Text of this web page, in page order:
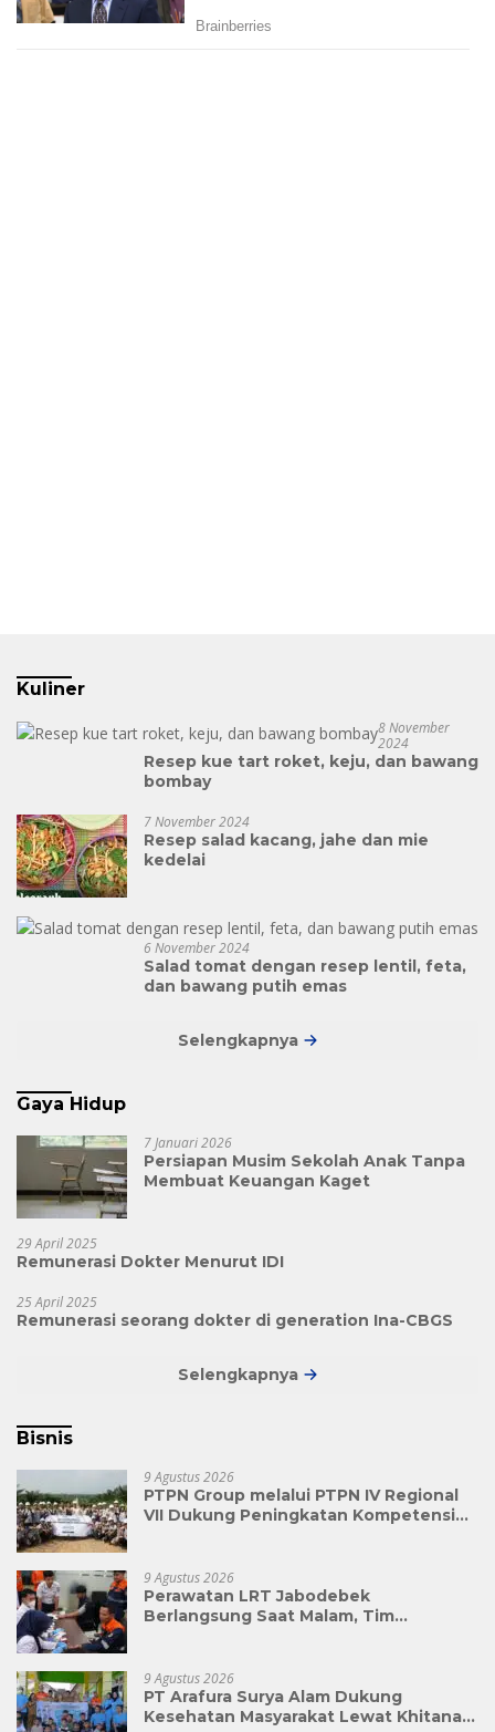
Kuliner
8 November
2024
Resep kue tart roket, keju, dan bawang
bombay
7 November 2024
Resep salad kacang, jahe dan mie
kedelai
6 November 2024
Salad tomat dengan resep lentil, feta,
dan bawang putih emas
Selengkapnya
Gaya Hidup
7 Januari 2026
Persiapan Musim Sekolah Anak Tanpa
Membuat Keuangan Kaget
29 April 2025
Remunerasi Dokter Menurut IDI
25 April 2025
Remunerasi seorang dokter di generation Ina-CBGS
Selengkapnya
Bisnis
9 Agustus 2026
PTPN Group melalui PTPN IV Regional
VII Dukung Peningkatan Kompetensi
9 Agustus 2026
Perawatan LRT Jabodebek
Berlangsung Saat Malam, Tim
9 Agustus 2026
PT Arafura Surya Alam Dukung
Kesehatan Masyarakat Lewat Khitanan